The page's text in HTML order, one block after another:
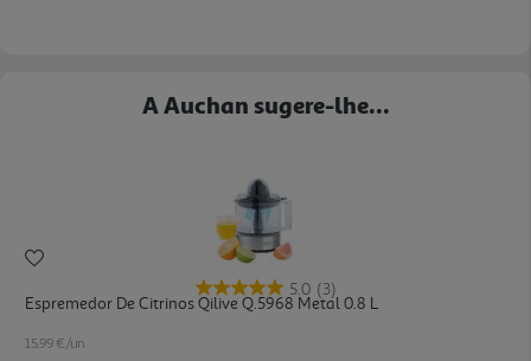
A Auchan sugere-lhe...
5.0 (3)
Espremedor De Citrinos Qilive Q.5968 Metal 0.8 L
15.99 €/un